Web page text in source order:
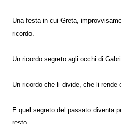
Una festa in cui Greta,
ricordo.
Un ricordo segreto agli occhi di
Un ricordo che li divide, che li rende
E quel segreto del passato diventa